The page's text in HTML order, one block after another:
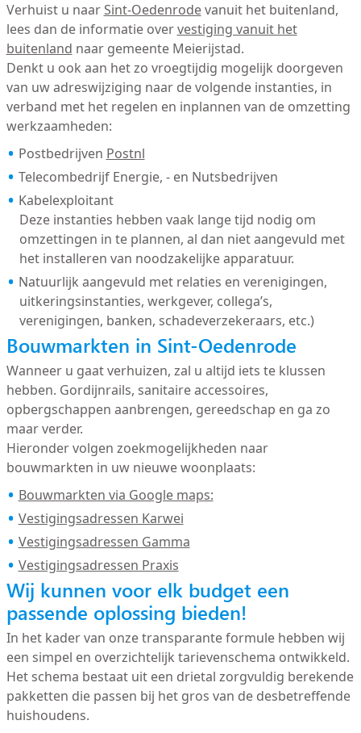
Verhuist u naarSint-Oedenrodevanuit het buitenland,
lees dan de informatie overvestiging vanuit het
buitenland naar gemeente Meierijstad.
Denkt u ook aan het zo vroegtijdig mogelijk doorgeven
van uw adreswijziging naar de volgende instanties, in
verband met het regelen en inplannen van de omzetting
werkzaamheden:
Postbedrijven Postnl
Telecombedrijf Energie, - en Nutsbedrijven
Kabelexploitant
Deze instanties hebben vaak lange tijd nodig om
omzettingen in te plannen, al dan niet aangevuld met
het installeren van noodzakelijke apparatuur.
Natuurlijk aangevuld met relaties en verenigingen,
uitkeringsinstanties, werkgever, collega’s,
verenigingen, banken, schadeverzekeraars, etc.)
Bouwmarkten in Sint-Oedenrode
Wanneer u gaat verhuizen, zal u altijd iets te klussen
hebben. Gordijnrails, sanitaire accessoires,
opbergschappen aanbrengen, gereedschap en ga zo
maar verder.
Hieronder volgen zoekmogelijkheden naar
bouwmarkten in uw nieuwe woonplaats:
Bouwmarkten via Google maps:
Vestigingsadressen Karwei
Vestigingsadressen Gamma
Vestigingsadressen Praxis
Wij kunnen voor elk budget een
passende oplossing bieden!
In het kader van onze transparante formule hebben wij
een simpel en overzichtelijk tarievenschema ontwikkeld.
Het schema bestaat uit een drietal zorgvuldig berekende
pakketten die passen bij het gros van de desbetreffende
huishoudens.